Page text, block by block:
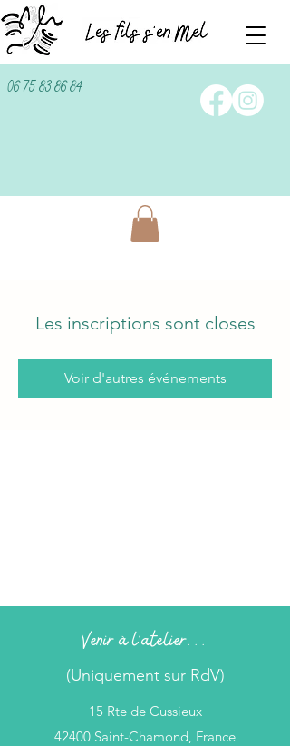
06 75 83 86 84
Les inscriptions sont closes
Voir d'autres événements
Venir à l'atelier...
(Uniquement sur RdV)
15 Rte de Cussieux
42400 Saint-Chamond, France